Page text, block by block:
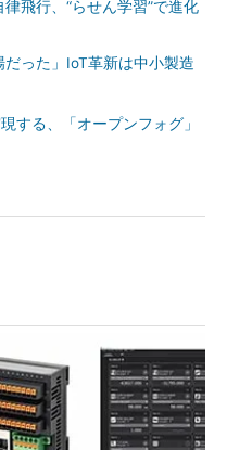
飛行、“らせん学習”で進化
だった」IoT革新は中小製造
する、「オープンフォグ」